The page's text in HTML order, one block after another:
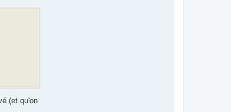
(et qu'on